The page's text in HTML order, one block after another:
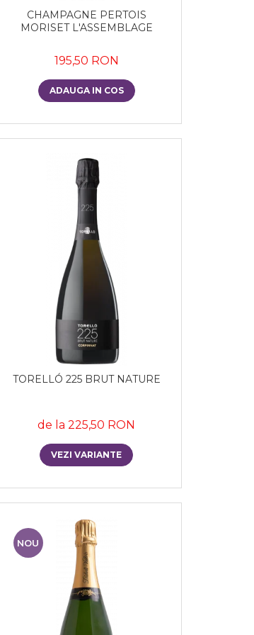
CHAMPAGNE PERTOIS
MORISET L'ASSEMBLAGE
195,50 RON
ADAUGA IN COS
TORELLÓ 225 BRUT NATURE
de la 225,50 RON
VEZI VARIANTE
NOU